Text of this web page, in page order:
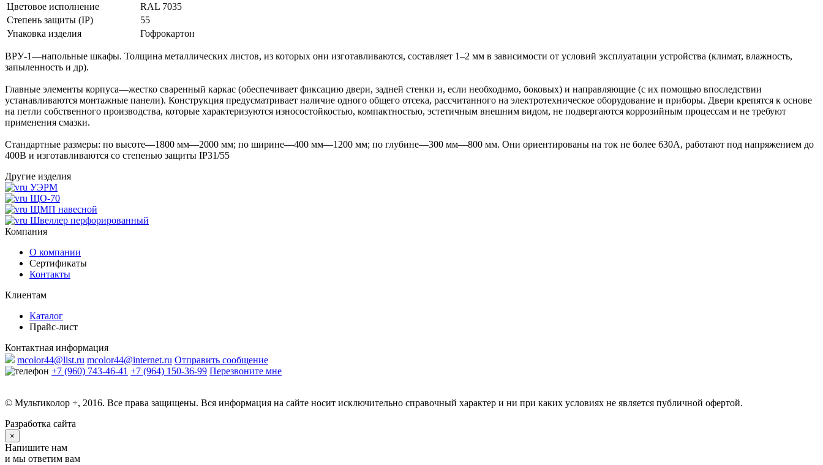
Цветовое исполнение
RAL 7035
Степень защиты (IP)
55
Упаковка изделия
Гофрокартон
ВРУ-1—напольные шкафы. Толщина металлических листов, из которых они изготавливаются, составляет 1–2 мм в зависимости от условий эксплуатации устройства (климат, влажность,
запыленность и др).
Главные элементы корпуса—жестко сваренный каркас (обеспечивает фиксацию двери, задней стенки и, если необходимо, боковых) и направляющие (с их помощью впоследствии
устанавливаются монтажные панели). Конструкция предусматривает наличие одного общего отсека, рассчитанного на электротехническое оборудование и приборы. Двери крепятся к основе
на петли собственного производства, которые характеризуются износостойкостью, компактностью, эстетичным внешним видом, не подвергаются коррозийным процессам и не требуют
применения смазки.
Стандартные размеры: по высоте—1800 мм—2000 мм; по ширине—400 мм—1200 мм; по глубине—300 мм—800 мм. Они ориентированы на ток не более 630А, работают под напряжением до
400В и изготавливаются со степенью защиты IP31/55
Другие изделия
УЭРМ
ЩО-70
ЩМП навесной
Швеллер перфорированный
Компания
О компании
Сертификаты
Контакты
Клиентам
Каталог
Прайс-лист
Контактная информация
mcolor44@list.ru mcolor44@internet.ru Отправить сообщение
+7 (960) 743-46-41 +7 (964) 150-36-99 Перезвоните мне
© Мультиколор +, 2016. Все права защищены. Вся информация на сайте носит исключительно справочный характер и ни при каких условиях не является публичной офертой.
Разработка сайта
×
Напишите нам
и мы ответим вам